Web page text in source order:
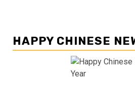
HAPPY CHINESE